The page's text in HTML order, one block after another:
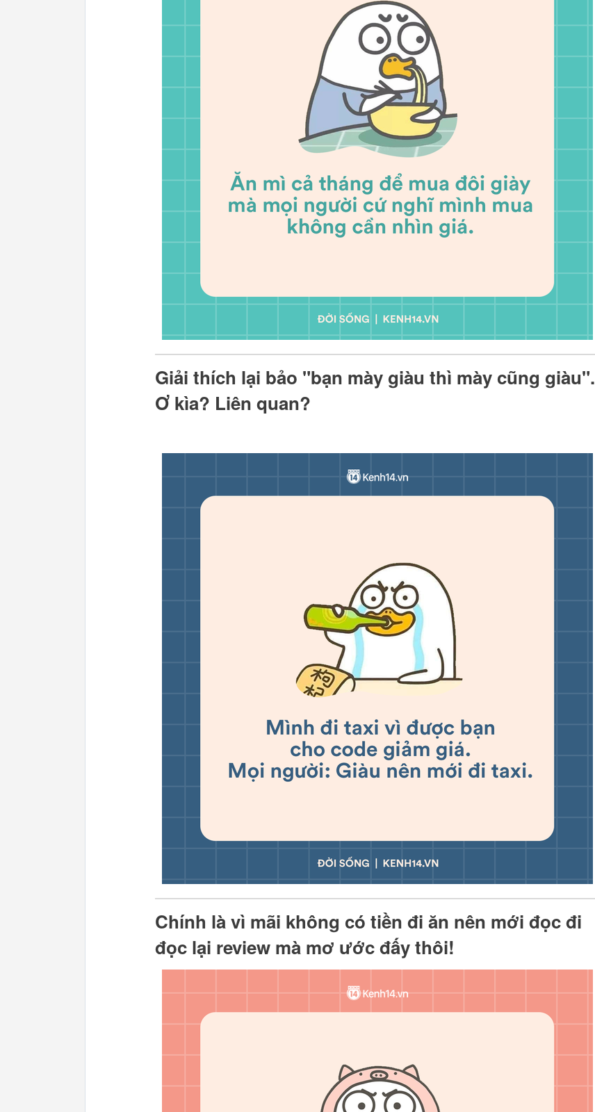
Giải thích lại bảo "bạn mày giàu thì mày cũng giàu".
Ơ kìa? Liên quan?
Chính là vì mãi không có tiền đi ăn nên mới đọc đi
đọc lại review mà mơ ước đấy thôi!